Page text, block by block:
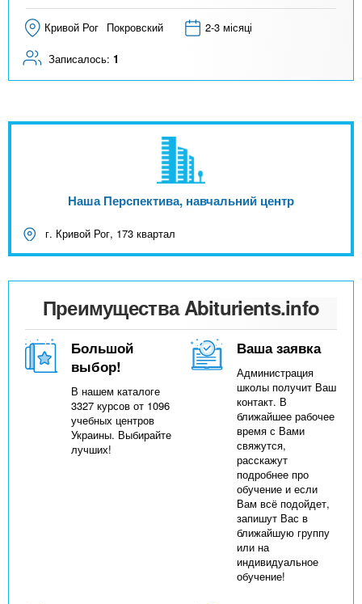
Кривой Рог Покровский 2-3 місяці
Записалось: 1
Наша Перспектива, навчальний центр
г. Кривой Рог, 173 квартал
Преимущества Abiturients.info
Большой
выбор!
В нашем каталоге
3327 курсов от 1096
учебных центров
Украины. Выбирайте
лучших!
Ваша заявка
Администрация
школы получит Ваш
контакт. В
ближайшее рабочее
время с Вами
свяжутся,
расскажут
подробнее про
обучение и если
Вам всё подойдет,
запишут Вас в
ближайшую группу
или на
индивидуальное
обучение!